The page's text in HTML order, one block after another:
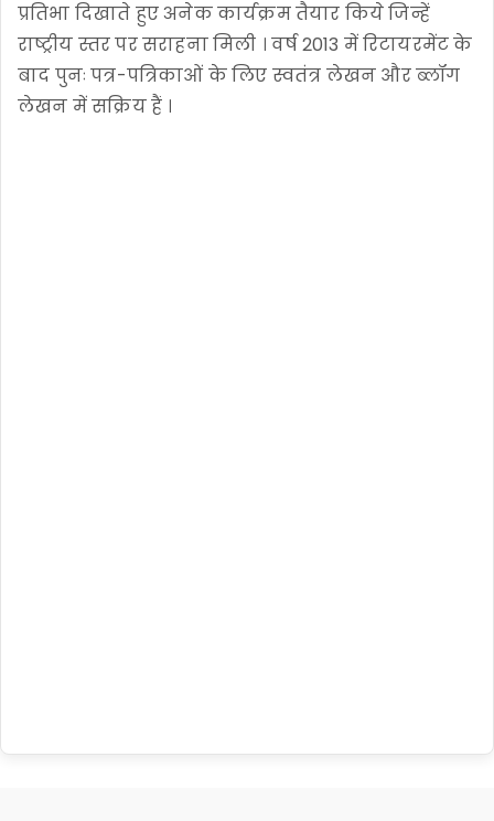
प्रतिभा दिखाते हुए अनेक कार्यक्रम तैयार किये जिन्हें
राष्ट्रीय स्तर पर सराहना मिली । वर्ष 2013 में रिटायरमेंट के
बाद पुनः पत्र-पत्रिकाओं के लिए स्वतंत्र लेखन और ब्लॉग
लेखन में सक्रिय हैं ।